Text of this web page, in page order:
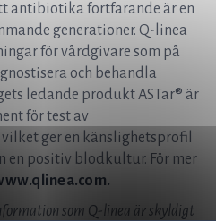
antibiotika fortfarande är en
generationer. Q-linea
för vårdgivare som på
och behandla
ledande produkt ASTar® är
för test av
ger en känslighetsprofil
en positiv blodkultur. För mer
som Q-linea är skyldigt